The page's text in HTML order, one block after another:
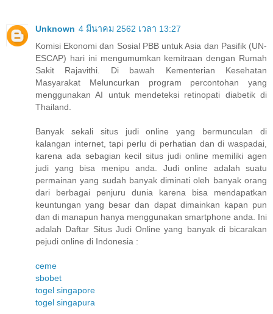
Unknown 4 มีนาคม 2562 เวลา 13:27
Komisi Ekonomi dan Sosial PBB untuk Asia dan Pasifik (UN-
ESCAP) hari ini mengumumkan kemitraan dengan Rumah
Sakit Rajavithi. Di bawah Kementerian Kesehatan
Masyarakat Meluncurkan program percontohan yang
menggunakan AI untuk mendeteksi retinopati diabetik di
Thailand.
Banyak sekali situs judi online yang bermunculan di
kalangan internet, tapi perlu di perhatian dan di waspadai,
karena ada sebagian kecil situs judi online memiliki agen
judi yang bisa menipu anda. Judi online adalah suatu
permainan yang sudah banyak diminati oleh banyak orang
dari berbagai penjuru dunia karena bisa mendapatkan
keuntungan yang besar dan dapat dimainkan kapan pun
dan di manapun hanya menggunakan smartphone anda. Ini
adalah Daftar Situs Judi Online yang banyak di bicarakan
pejudi online di Indonesia :
ceme
sbobet
togel singapore
togel singapura